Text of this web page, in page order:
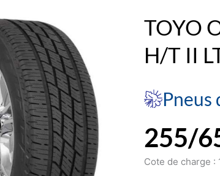
TOYO
H/T II
Pneus
255/
Cote de charge :